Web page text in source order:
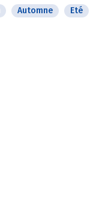
Automne
Eté